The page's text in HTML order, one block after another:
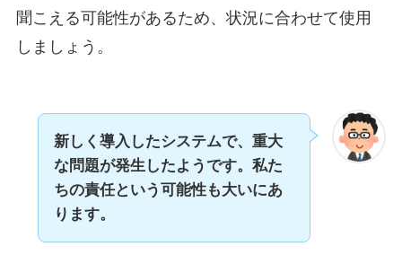
聞こえる可能性があるため、状況に合わせて使用
しましょう。
新しく導入したシステムで、重大
な問題が発生したようです。私た
ちの責任という可能性も大いにあ
ります。